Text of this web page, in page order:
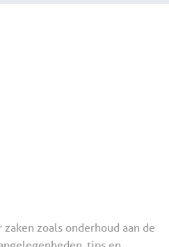
zoals onderhoud aan de